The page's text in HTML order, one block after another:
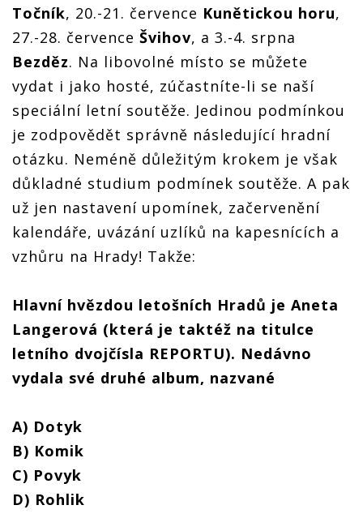
Točník, 20.-21. července Kunětickou horu,
27.-28. července Švihov, a 3.-4. srpna
Bezděz. Na libovolné místo se můžete
vydat i jako hosté, zúčastníte-li se naší
speciální letní soutěže. Jedinou podmínkou
je zodpovědět správně následující hradní
otázku. Neméně důležitým krokem je však
důkladné studium podmínek soutěže. A pak
už jen nastavení upomínek, začervenění
kalendáře, uvázání uzlíků na kapesnících a
vzhůru na Hrady! Takže:
Hlavní hvězdou letošních Hradů je Aneta
Langerová (která je taktéž na titulce
letního dvojčísla REPORTU). Nedávno
vydala své druhé album, nazvané
A) Dotyk
B) Komik
C) Povyk
D) Rohlik